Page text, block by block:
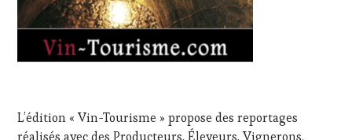
L’édition « Vin-Tourisme » propose des reportages
réalisés avec des Producteurs, Éleveurs, Vignerons,